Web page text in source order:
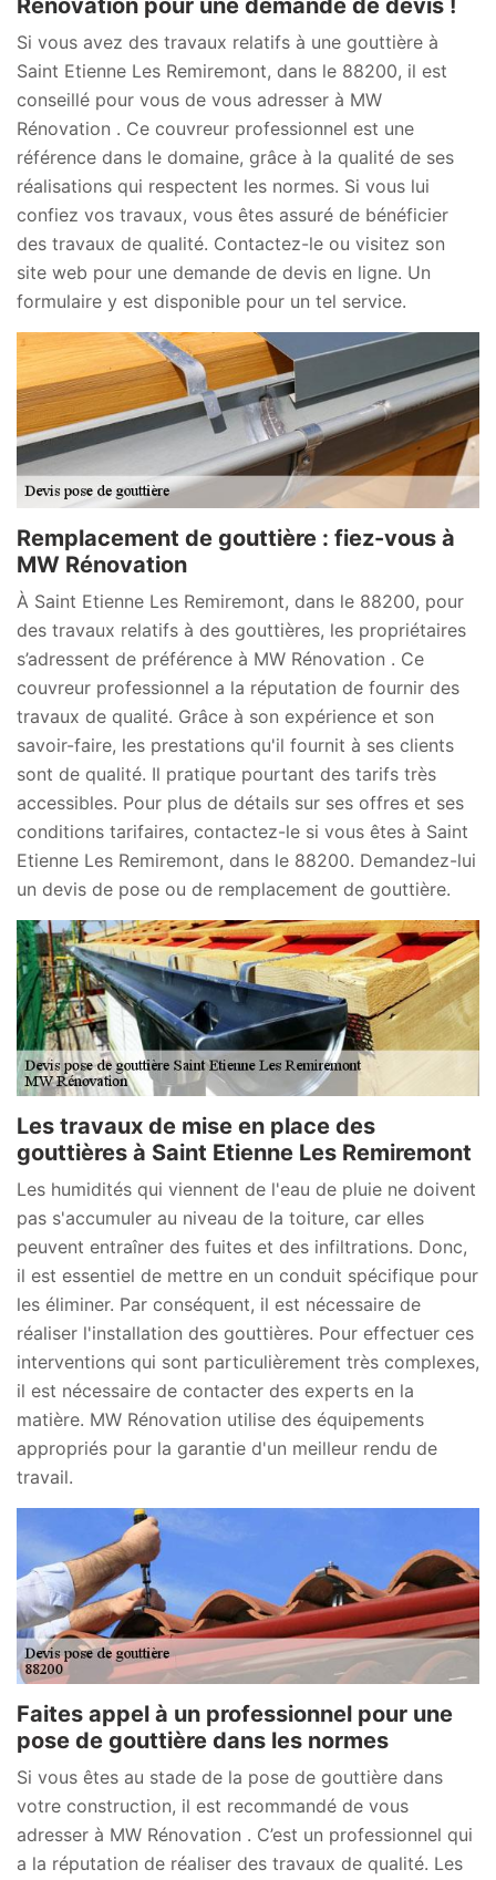
Rénovation pour une demande de devis !
Si vous avez des travaux relatifs à une gouttière à
Saint Etienne Les Remiremont, dans le 88200, il est
conseillé pour vous de vous adresser à MW
Rénovation . Ce couvreur professionnel est une
référence dans le domaine, grâce à la qualité de ses
réalisations qui respectent les normes. Si vous lui
confiez vos travaux, vous êtes assuré de bénéficier
des travaux de qualité. Contactez-le ou visitez son
site web pour une demande de devis en ligne. Un
formulaire y est disponible pour un tel service.
Remplacement de gouttière : fiez-vous à
MW Rénovation
À Saint Etienne Les Remiremont, dans le 88200, pour
des travaux relatifs à des gouttières, les propriétaires
s’adressent de préférence à MW Rénovation . Ce
couvreur professionnel a la réputation de fournir des
travaux de qualité. Grâce à son expérience et son
savoir-faire, les prestations qu'il fournit à ses clients
sont de qualité. Il pratique pourtant des tarifs très
accessibles. Pour plus de détails sur ses offres et ses
conditions tarifaires, contactez-le si vous êtes à Saint
Etienne Les Remiremont, dans le 88200. Demandez-lui
un devis de pose ou de remplacement de gouttière.
Les travaux de mise en place des
gouttières à Saint Etienne Les Remiremont
Les humidités qui viennent de l'eau de pluie ne doivent
pas s'accumuler au niveau de la toiture, car elles
peuvent entraîner des fuites et des infiltrations. Donc,
il est essentiel de mettre en un conduit spécifique pour
les éliminer. Par conséquent, il est nécessaire de
réaliser l'installation des gouttières. Pour effectuer ces
interventions qui sont particulièrement très complexes,
il est nécessaire de contacter des experts en la
matière. MW Rénovation utilise des équipements
appropriés pour la garantie d'un meilleur rendu de
travail.
Faites appel à un professionnel pour une
pose de gouttière dans les normes
Si vous êtes au stade de la pose de gouttière dans
votre construction, il est recommandé de vous
adresser à MW Rénovation . C’est un professionnel qui
a la réputation de réaliser des travaux de qualité. Les